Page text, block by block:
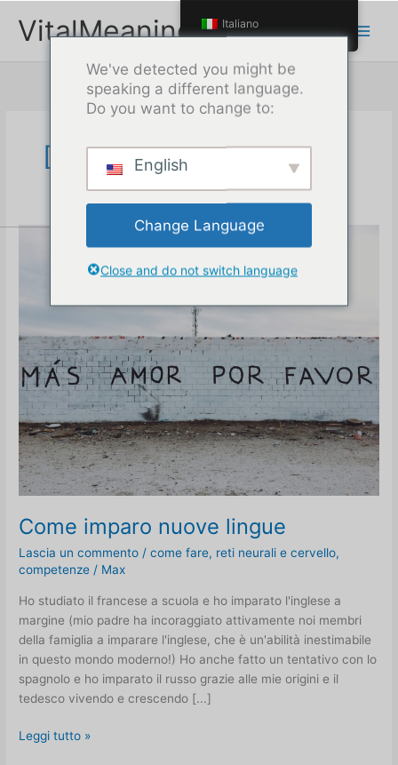
VitalMeaning
Dicembre 2023
Come imparo nuove lingue
Lascia un commento /come fare, reti neurali e cervello,
competenze / Max
Ho studiato il francese a scuola e ho imparato l'inglese a
margine (mio padre ha incoraggiato attivamente noi membri
della famiglia a imparare l'inglese, che è un'abilità inestimabile
in questo mondo moderno!) Ho anche fatto un tentativo con lo
spagnolo e ho imparato il russo grazie alle mie origini e il
tedesco vivendo e crescendo [...]
Come
Leggi tutto »
Italiano
We've detected you might be
speaking a different language.
Do you want to change to:
English
Change Language
Close and do not switch language